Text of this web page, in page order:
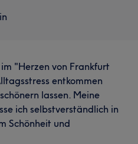
"Herzen von Frankfurt
entkommen
lassen. Meine
ich selbstverständlich in
Schönheit und